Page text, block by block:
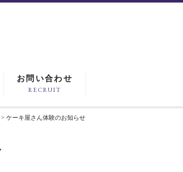
お問い合わせ
RECRUIT
> ケーキ屋さん体験のお知らせ